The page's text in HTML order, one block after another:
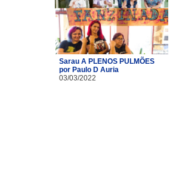
Sarau A PLENOS PULMÕES
por Paulo D Auria
03/03/2022